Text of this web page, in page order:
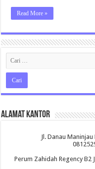
Read More »
Alamat Kantor
Jl. Danau
Perum Zahidah Regency B2